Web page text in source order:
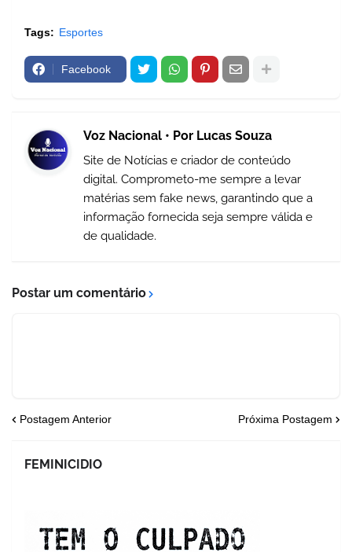
Tags: Esportes
Facebook
Voz Nacional • Por Lucas Souza
Site de Notícias e criador de conteúdo
digital. Comprometo-me sempre a levar
matérias sem fake news, garantindo que a
informação fornecida seja sempre válida e
de qualidade.
Postar um comentário
Postagem Anterior Próxima Postagem
FEMINICIDIO